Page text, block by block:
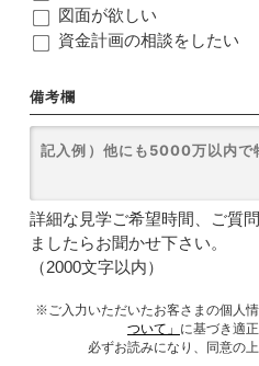
図面が欲しい
資金計画の相談をしたい
備考欄
詳細な見学ご希望時間、ご質
ましたらお聞かせ下さい。
（2000文字以内）
※ご入力いただいたお客さまの個人情
ついて」 に基づき適
必ずお読みになり、同意の